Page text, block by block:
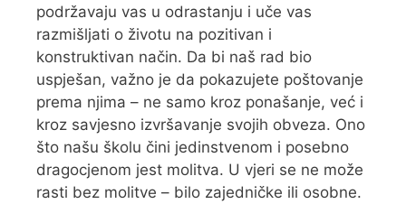
podržavaju vas u odrastanju i uče vas
razmišljati o životu na pozitivan i
konstruktivan način. Da bi naš rad bio
uspješan, važno je da pokazujete poštovanje
prema njima – ne samo kroz ponašanje, već i
kroz savjesno izvršavanje svojih obveza. Ono
što našu školu čini jedinstvenom i posebno
dragocjenom jest molitva. U vjeri se ne može
rasti bez molitve – bilo zajedničke ili osobne.